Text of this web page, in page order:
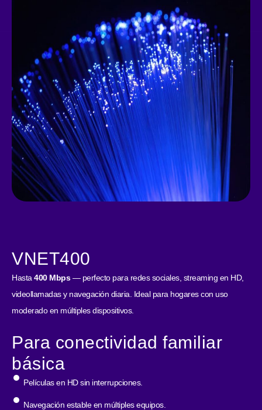
VNET400
Hasta400 Mbps— perfecto para redes sociales, streaming en HD,
videollamadas y navegación diaria. Ideal para hogares con uso
moderado en múltiples dispositivos.
Para conectividad familiar
básica
Películas en HD sin interrupciones.
Navegación estable en múltiples equipos.